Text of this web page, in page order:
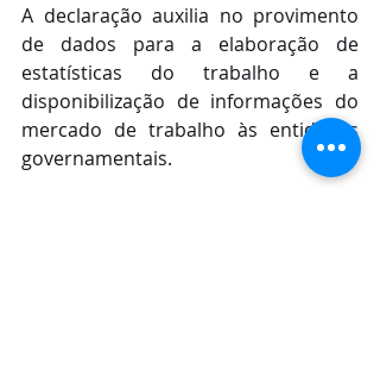
A declaração auxilia no provimento
de dados para a elaboração de
estatísticas do trabalho e a
disponibilização de informações do
mercado de trabalho às entidades
governamentais.